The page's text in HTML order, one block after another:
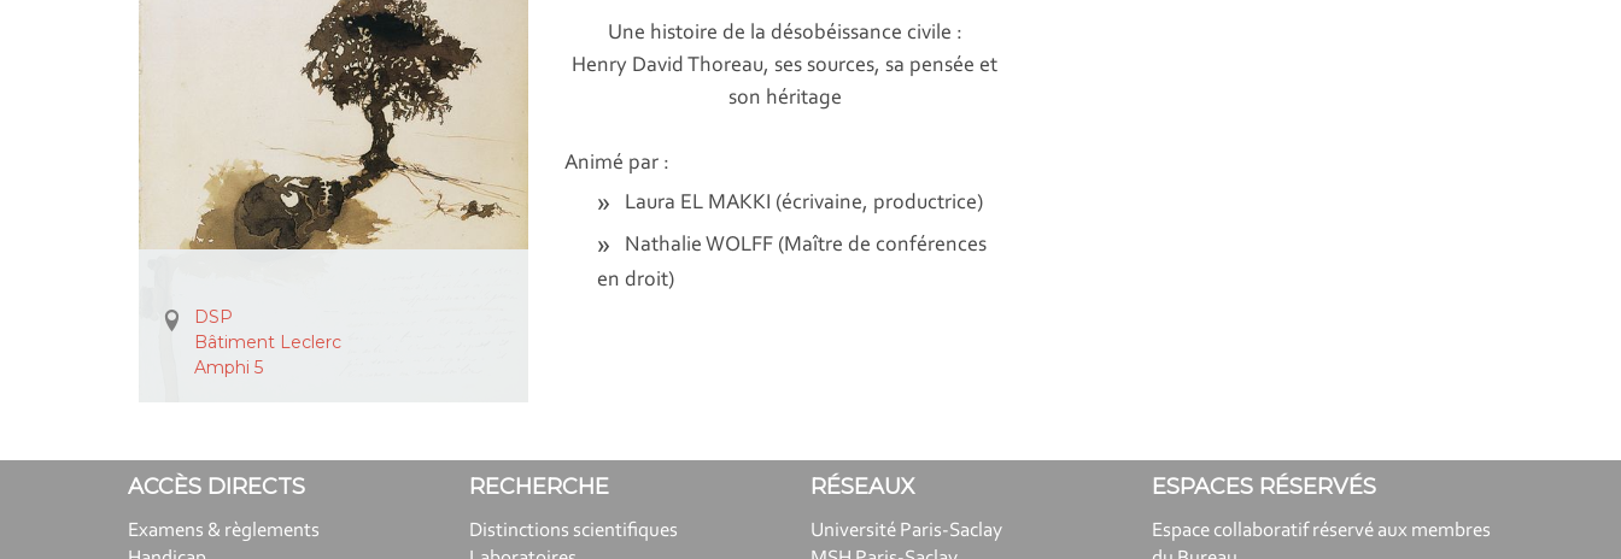
DSP
Bâtiment Leclerc
Amphi 5
Une histoire de la désobéissance civile :
Henry David Thoreau, ses sources, sa pensée et
son héritage
Animé par :
Laura EL MAKKI (écrivaine, productrice)
Nathalie WOLFF (Maître de conférences
en droit)
ACCÈS DIRECTS
Examens & règlements
RECHERCHE
Distinctions scientifiques
RÉSEAUX
Université Paris-Saclay
ESPACES RÉSERVÉS
Espace collaboratif réservé aux membres